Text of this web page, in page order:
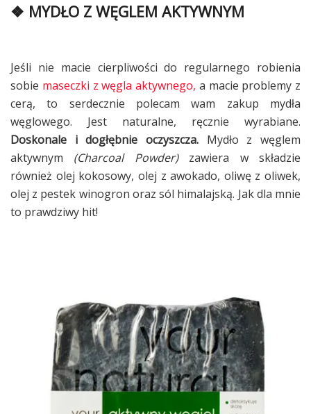
❖ MYDŁO Z WĘGLEM AKTYWNYM
Jeśli nie macie cierpliwości do regularnego robienia
sobie maseczki z węgla aktywnego, a macie problemy z
cerą, to serdecznie polecam wam zakup mydła
węglowego. Jest naturalne, ręcznie wyrabiane.
Doskonale i dogłębnie oczyszcza. Mydło z węglem
aktywnym (Charcoal Powder)zawiera w składzie
również olej kokosowy, olej z awokado, oliwę z oliwek,
olej z pestek winogron oraz sól himalajską. Jak dla mnie
to prawdziwy hit!